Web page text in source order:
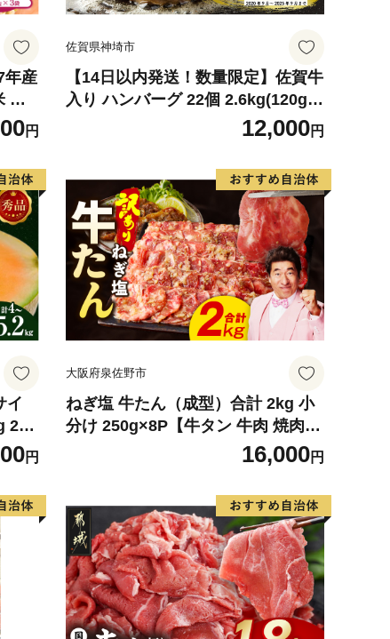
年産
※
円
佐賀県神埼市
【14日以内発送！数量限定】佐賀牛
入り ハンバーグ 22個 2.6kg(120g×
22個)【佐賀牛 黒毛和牛 ブランド牛
九州 ハンバーグ 牛肉 豚肉 国産 お
弁当 おかず 惣菜 おすすめ 人気】(H
083106)
12,000円
イ
2玉
ろ
ート
円
大阪府泉佐野市
ねぎ塩 牛たん（成型）合計 2kg 小
分け 250g×8P【牛タン 牛肉 焼肉用
薄切り 訳あり サイズ不揃い】
16,000円